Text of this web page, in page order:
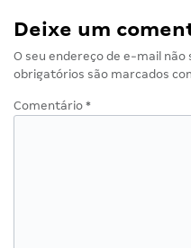
Deixe um
O seu endereço de e-mail não
obrigatórios são marcados
Comentário *